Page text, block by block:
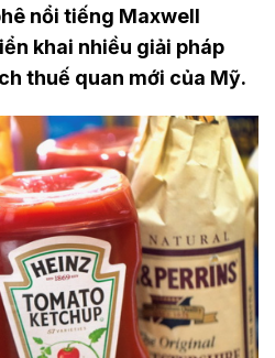
nổi tiếng Maxwell
khai nhiều giải pháp
thuế quan mới của Mỹ.